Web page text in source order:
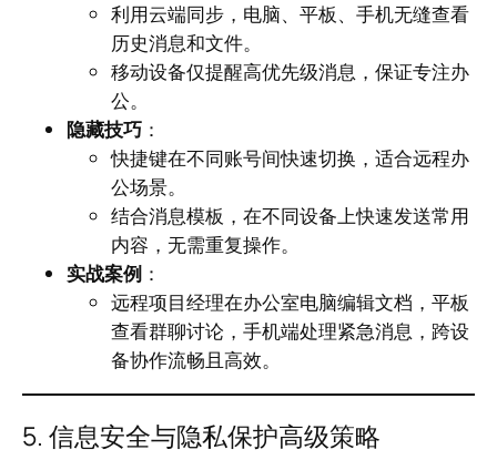
利用云端同步，电脑、平板、手机无缝查看
历史消息和文件。
移动设备仅提醒高优先级消息，保证专注办
公。
隐藏技巧 ：
快捷键在不同账号间快速切换，适合远程办
公场景。
结合消息模板，在不同设备上快速发送常用
内容，无需重复操作。
实战案例 ：
远程项目经理在办公室电脑编辑文档，平板
查看群聊讨论，手机端处理紧急消息，跨设
备协作流畅且高效。
5. 信息安全与隐私保护高级策略